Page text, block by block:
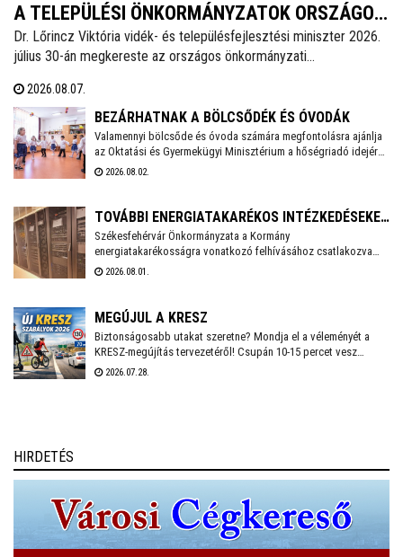
A TELEPÜLÉSI ÖNKORMÁNYZATOK ORSZÁGOS
SZÖVETSÉGÉNEK SAJTÓKÖZLEMÉNYE
Dr. Lőrincz Viktória vidék- és településfejlesztési miniszter 2026.
július 30-án megkereste az országos önkormányzati
Együttműködési Tanácsa (ÖNET) soron következő ülésének
előkészítésével kapcsolatosan és javaslatokat kért az ülés
napirendjére.
2026.08.07.
BEZÁRHATNAK A BÖLCSŐDÉK ÉS ÓVODÁK
Valamennyi bölcsőde és óvoda számára megfontolásra ajánlja
az Oktatási és Gyermekügyi Minisztérium a hőségriadó idejére
a zárvatartás lehetőségét, erről tájékoztatott Lannert Judit
2026.08.02.
TOVÁBBI ENERGIATAKARÉKOS INTÉZKEDÉSEKET
VEZET BE SZÉKESFEHÉRVÁR
Székesfehérvár Önkormányzata a Kormány
energiatakarékosságra vonatkozó felhívásához csatlakozva
több intézkedést vezet be a villamosenergia-felhasználás
energiafelhasználás, és a munkavállalók számára is
2026.08.01.
MEGÚJUL A KRESZ
Biztonságosabb utakat szeretne? Mondja el a véleményét a
KRESZ-megújítás tervezetéről! Csupán 10-15 percet vesz
igénybe a Közlekedési és Beruházási Minisztérium által
2026.07.28.
HIRDETÉS